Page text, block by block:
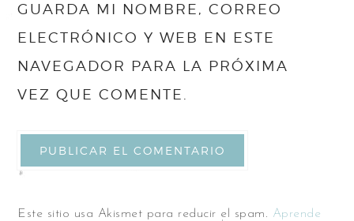
GUARDA MI NOMBRE, CORREO
ELECTRÓNICO Y WEB EN ESTE
NAVEGADOR PARA LA PRÓXIMA
VEZ QUE COMENTE.
Este sitio usa Akismet para reducir el spam. Aprende